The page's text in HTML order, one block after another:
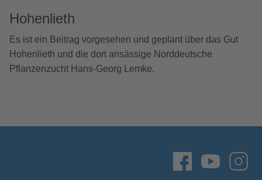
Hohenlieth
Es ist ein Beitrag vorgesehen und geplant über das Gut
Hohenlieth und die dort ansässige Norddeutsche
Pflanzenzucht Hans-Georg Lemke.